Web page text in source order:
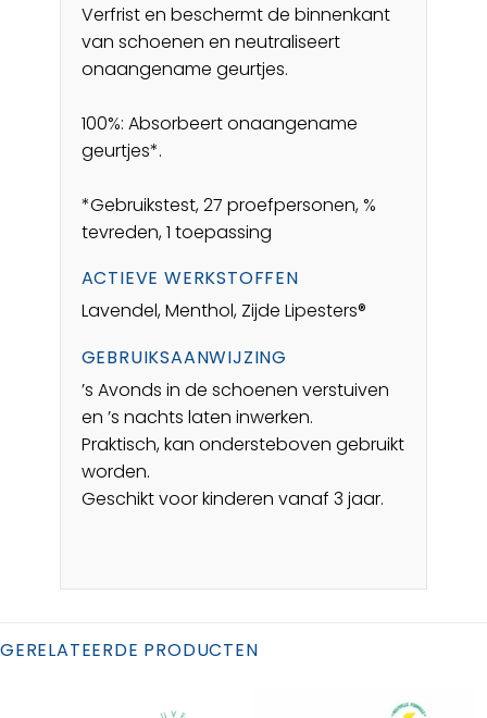
Verfrist en beschermt de binnenkant
van schoenen en neutraliseert
onaangename geurtjes.
100%: Absorbeert onaangename
geurtjes*.
*Gebruikstest, 27 proefpersonen, %
tevreden, 1 toepassing
ACTIEVE WERKSTOFFEN
Lavendel, Menthol, Zijde Lipesters®
GEBRUIKSAANWIJZING
’s Avonds in de schoenen verstuiven
en ’s nachts laten inwerken.
Praktisch, kan ondersteboven gebruikt
worden.
Geschikt voor kinderen vanaf 3 jaar.
GERELATEERDE PRODUCTEN